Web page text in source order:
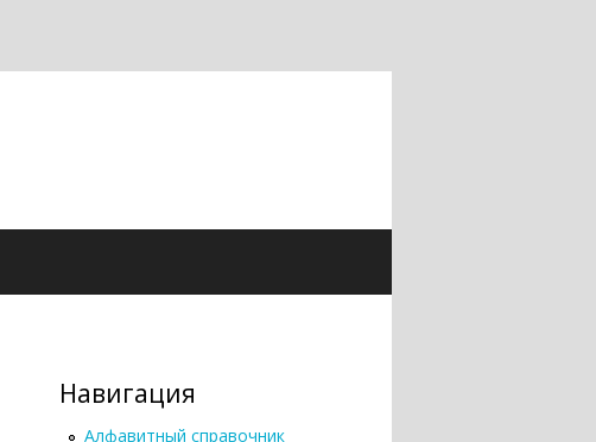
Навигация
Алфавитный справочник